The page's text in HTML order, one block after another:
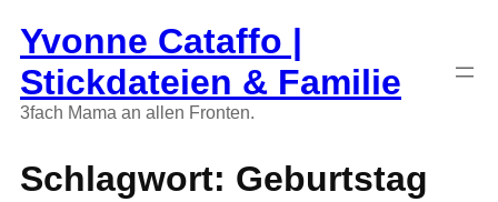
Inhalt
springen
Yvonne Cataffo |
Stickdateien & Familie
3fach Mama an allen Fronten.
Schlagwort: Geburtstag